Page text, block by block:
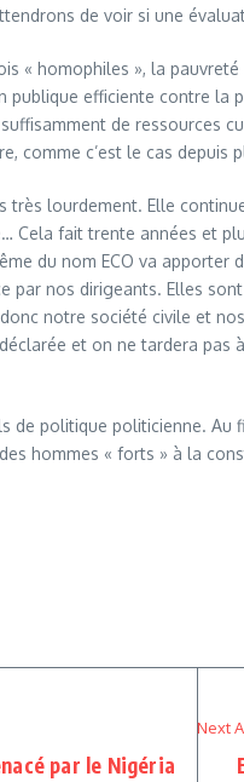
de voir si une
« homophiles », la
efficiente contre
de ressources
comme c’est le cas depuis
lourdement. Elle
Cela fait trente années et
du nom ECO va
nos dirigeants. Elles
notre société civile et
et on ne tardera
politique politicienne.
hommes « forts » à la
par le Nigéria
Next